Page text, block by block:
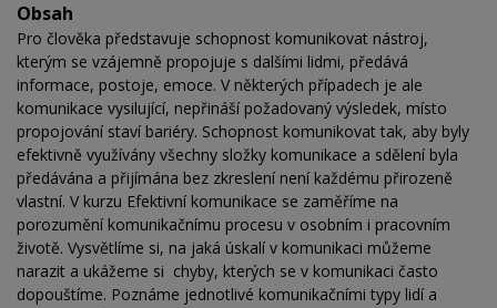
Obsah
Pro člověka představuje schopnost komunikovat nástroj,
kterým se vzájemně propojuje s dalšími lidmi, předává
informace, postoje, emoce. V některých případech je ale
komunikace vysilující, nepřináší požadovaný výsledek, místo
propojování staví bariéry. Schopnost komunikovat tak, aby byly
efektivně využívány všechny složky komunikace a sdělení byla
předávána a přijímána bez zkreslení není každému přirozeně
vlastní. V kurzu Efektivní komunikace se zaměříme na
porozumění komunikačnímu procesu v osobním i pracovním
životě. Vysvětlíme si, na jaká úskalí v komunikaci můžeme
narazit a ukážeme si chyby, kterých se v komunikaci často
dopouštíme. Poznáme jednotlivé komunikačními typy lidí a